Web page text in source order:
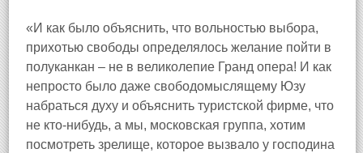
«И как было объяснить, что вольностью выбора,
прихотью свободы определялось желание пойти в
полуканкан – не в великолепие Гранд опера! И как
непросто было даже свободомыслящему Юзу
набраться духу и объяснить туристской фирме, что
не кто‑нибудь, а мы, московская группа, хотим
посмотреть зрелище, которое вызвало у господина